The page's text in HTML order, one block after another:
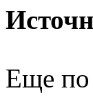
Еще по